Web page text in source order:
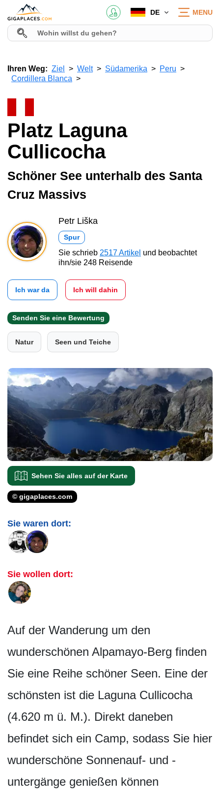
DE MENU
Ihren Weg: Ziel Welt Südamerika
Peru
Cordillera Blanca
Platz Laguna
Cullicocha
Schöner See unterhalb des Santa
Cruz Massivs
Petr Liška
Spur
Sie schrieb 2517 Artikel und beobachtet
ihn/sie 248 Reisende
Ich war da Ich will dahin
Senden Sie eine Bewertung
Natur Seen und Teiche
Sehen Sie alles auf der Karte
© gigaplaces.com
Sie waren dort:
Sie wollen dort:
Auf der Wanderung um den
wunderschönen Alpamayo-Berg finden
Sie eine Reihe schöner Seen. Eine der
schönsten ist die Laguna Cullicocha
(4.620 m ü. M.). Direkt daneben
befindet sich ein Camp, sodass Sie hier
wunderschöne Sonnenauf- und -
untergänge genießen können